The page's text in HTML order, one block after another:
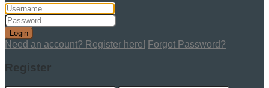
Login
Need an account? Register here! Forgot Password?
Register